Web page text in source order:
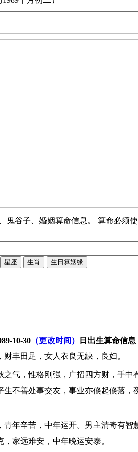
鬼谷子、婚姻算命信息。 算命必须使
星座 生肖 生日算姻缘
10-30 （更改时间） 日出生算命信息
丰田足，女人衣良无缺，良妇。
气，性格刚强，广招四方财，手
不善处事交友，事业亦倏起倏落
年辛苦，中年运开。男主清奇有智
家远难安，中年晚运安泰。